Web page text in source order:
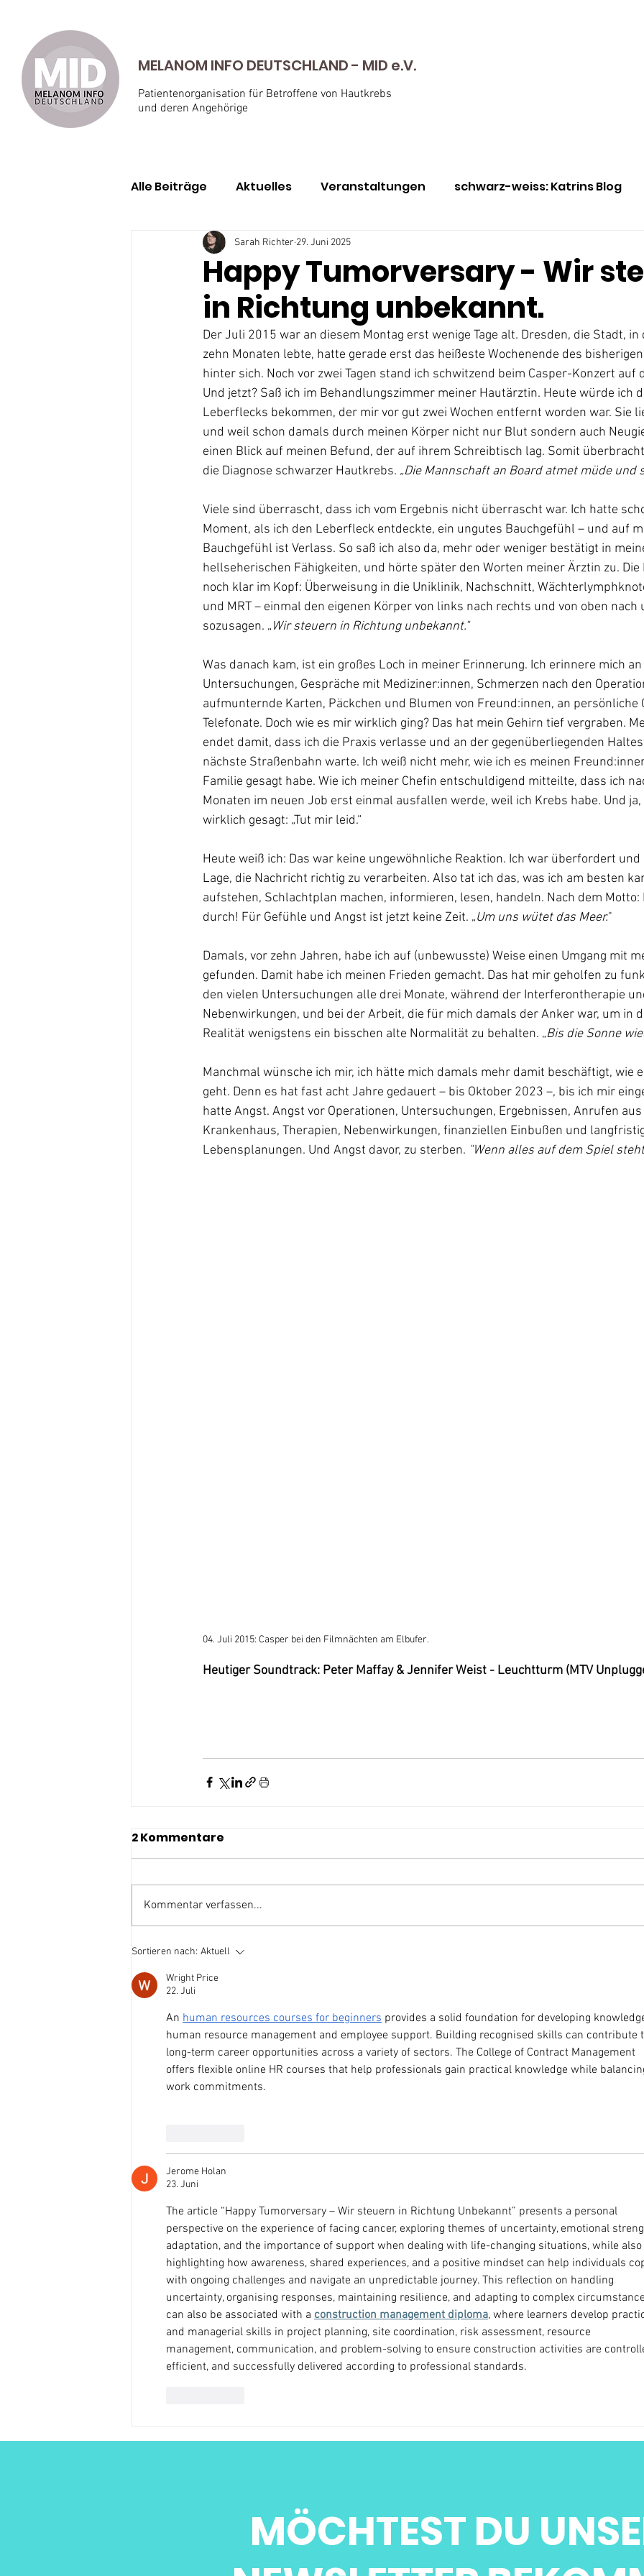
MELANOM INFO DEUTSCHLAND - MID e.V.
Patientenorganisation für Betroffene von Hautkrebs
und deren Angehörige
Alle Beiträge Aktuelles Veranstaltungen schwarz-weiss: Katrins Blog
Geschichten von Betroffenen
Aderhautmelanom Hautkrebs-Screening Julie vs Bill
Happy Tumorversary - Wir
in Richtung unbekannt.
Sarah Richter 29. Juni 2025
Der Juli 2015 war an diesem Montag erst wenige Tage alt. Dresden, die Stadt,
zehn Monaten lebte, hatte gerade erst das heißeste Wochenende des
hinter sich. Noch vor zwei Tagen stand ich schwitzend beim Casper-Konzert auf
Und jetzt? Saß ich im Behandlungszimmer meiner Hautärztin. Heute würde ich
Leberflecks bekommen, der mir vor gut zwei Wochen entfernt worden war. Sie
und weil schon damals durch meinen Körper nicht nur Blut sondern auch
einen Blick auf meinen Befund, der auf ihrem Schreibtisch lag. Somit
die Diagnose schwarzer Hautkrebs. „Die Mannschaft an Board atmet müde und
Viele sind überrascht, dass ich vom Ergebnis nicht überrascht war. Ich hatte
Moment, als ich den Leberfleck entdeckte, ein ungutes Bauchgefühl – und auf
Bauchgefühl ist Verlass. So saß ich also da, mehr oder weniger bestätigt in
hellseherischen Fähigkeiten, und hörte später den Worten meiner Ärztin zu.
noch klar im Kopf: Überweisung in die Uniklinik, Nachschnitt,
und MRT – einmal den eigenen Körper von links nach rechts und von oben
sozusagen. „Wir steuern in Richtung unbekannt."
Was danach kam, ist ein großes Loch in meiner Erinnerung. Ich erinnere mich an
Untersuchungen, Gespräche mit Mediziner:innen, Schmerzen nach den
aufmunternde Karten, Päckchen und Blumen von Freund:innen, an persönliche
Telefonate. Doch wie es mir wirklich ging? Das hat mein Gehirn tief vergraben.
endet damit, dass ich die Praxis verlasse und an der gegenüberliegenden
nächste Straßenbahn warte. Ich weiß nicht mehr, wie ich es meinen
Familie gesagt habe. Wie ich meiner Chefin entschuldigend mitteilte, dass ich
Monaten im neuen Job erst einmal ausfallen werde, weil ich Krebs habe. Und
wirklich gesagt: „Tut mir leid.“
Heute weiß ich: Das war keine ungewöhnliche Reaktion. Ich war überfordert
Lage, die Nachricht richtig zu verarbeiten. Also tat ich das, was ich am besten
aufstehen, Schlachtplan machen, informieren, lesen, handeln. Nach dem
durch! Für Gefühle und Angst ist jetzt keine Zeit. „Um uns wütet das Meer."
Damals, vor zehn Jahren, habe ich auf (unbewusste) Weise einen Umgang mit
gefunden. Damit habe ich meinen Frieden gemacht. Das hat mir geholfen zu
den vielen Untersuchungen alle drei Monate, während der Interferontherapie
Nebenwirkungen, und bei der Arbeit, die für mich damals der Anker war, um in
Realität wenigstens ein bisschen alte Normalität zu behalten. „Bis die Sonne
Manchmal wünsche ich mir, ich hätte mich damals mehr damit beschäftigt, wie
geht. Denn es hat fast acht Jahre gedauert – bis Oktober 2023 –, bis ich mir
hatte Angst. Angst vor Operationen, Untersuchungen, Ergebnissen, Anrufen
Krankenhaus, Therapien, Nebenwirkungen, finanziellen Einbußen und
Lebensplanungen. Und Angst davor, zu sterben. "Wenn alles auf dem Spiel
04. Juli 2015: Casper bei den Filmnächten am Elbufer.
Heutiger Soundtrack: Peter Maffay & Jennifer Weist - Leuchtturm (MTV
2 Kommentare
Kommentar verfassen...
Sortieren nach: Aktuell
Wright Price
22. Juli
An human resources courses for beginners provides a solid foundation for developing
human resource management and employee support. Building recognised skills can contribute
long-term career opportunities across a variety of sectors. The College of Contract Management
offers flexible online HR courses that help professionals gain practical knowledge while
work commitments.
Jerome Holan
23. Juni
The article “Happy Tumorversary – Wir steuern in Richtung Unbekannt” presents a personal
perspective on the experience of facing cancer, exploring themes of uncertainty, emotional
adaptation, and the importance of support when dealing with life-changing situations, while also
highlighting how awareness, shared experiences, and a positive mindset can help individuals
with ongoing challenges and navigate an unpredictable journey. This reflection on handling
uncertainty, organising responses, maintaining resilience, and adapting to complex
can also be associated with a construction management diploma, where learners develop
and managerial skills in project planning, site coordination, risk assessment, resource
management, communication, and problem-solving to ensure construction activities are
efficient, and successfully delivered according to professional standards.
MÖCHTEST DU